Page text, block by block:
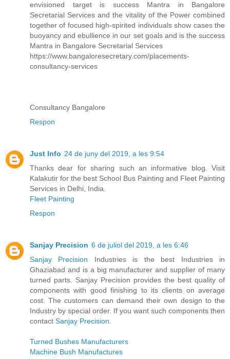
envisioned target is success Mantra in Bangalore
Secretarial Services and the vitality of the Power combined
together of focused high-spirited individuals show cases the
buoyancy and ebullience in our set goals and is the success
Mantra in Bangalore Secretarial Services
https://www.bangaloresecretary.com/placements-
consultancy-services
Consultancy Bangalore
Respon
Just Info 24 de juny del 2019, a les 9:54
Thanks dear for sharing such an informative blog. Visit
Kalakutir for the best School Bus Painting and Fleet Painting
Services in Delhi, India.
Fleet Painting
Respon
Sanjay Precision 6 de juliol del 2019, a les 6:46
Sanjay Precision Industries is the best Industries in
Ghaziabad and is a big manufacturer and supplier of many
turned parts. Sanjay Precision provides the best quality of
components with good finishing to its clients on average
cost. The customers can demand their own design to the
Industry by special order. If you want such components then
contact Sanjay Precision.
Turned Bushes Manufacturers
Machine Bush Manufactures